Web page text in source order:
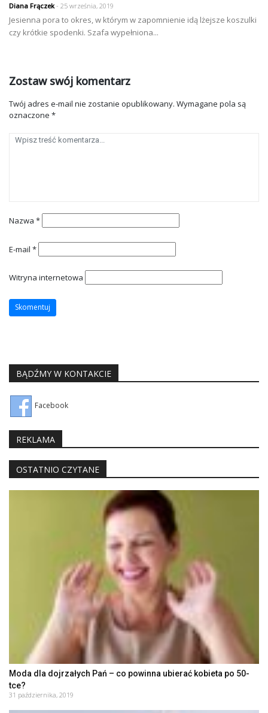
Diana Frączek- 25 września, 2019
Jesienna pora to okres, w którym w zapomnienie idą lżejsze koszulki
czy krótkie spodenki. Szafa wypełniona...
Zostaw swój komentarz
Twój adres e-mail nie zostanie opublikowany. Wymagane pola są
oznaczone *
Nazwa *
E-mail *
Witryna internetowa
BĄDŹMY W KONTAKCIE
Facebook
REKLAMA
OSTATNIO CZYTANE
Moda dla dojrzałych Pań – co powinna ubierać kobieta po 50-
tce?
31 października, 2019